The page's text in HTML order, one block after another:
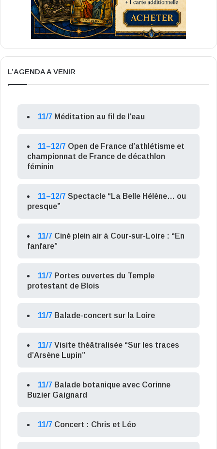
L’AGENDA A VENIR
11/7 Méditation au fil de l’eau
11–12/7 Open de France d’athlétisme et
championnat de France de décathlon
féminin
11–12/7 Spectacle “La Belle Hélène… ou
presque”
11/7 Ciné plein air à Cour-sur-Loire : “En
fanfare”
11/7 Portes ouvertes du Temple
protestant de Blois
11/7 Balade-concert sur la Loire
11/7 Visite théâtralisée “Sur les traces
d’Arsène Lupin”
11/7 Balade botanique avec Corinne
Buzier Gaignard
11/7 Concert : Chris et Léo